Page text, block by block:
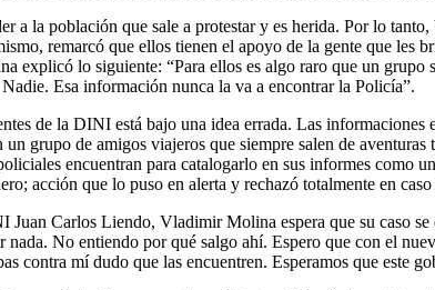
a la población que sale a protestar y es herida. Por lo
remarcó que ellos tienen el apoyo de la gente que les
lo siguiente: “Para ellos es algo raro que un
Esa información nunca la va a encontrar la Policía”.
de la DINI está bajo una idea errada. Las
grupo de amigos viajeros que siempre salen de
encuentran para catalogarlo en sus informes como
acción que lo puso en alerta y rechazó totalmente en
Juan Carlos Liendo, Vladimir Molina espera que su caso
No entiendo por qué salgo ahí. Espero que con el
contra mí dudo que las encuentren. Esperamos que este